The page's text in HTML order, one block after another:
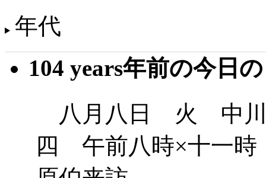
年代
104 years年前の今日
八月八日 火 中川
四 午前八時×十一